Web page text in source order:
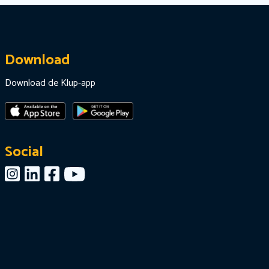
Download
Download de Klup-app
Social